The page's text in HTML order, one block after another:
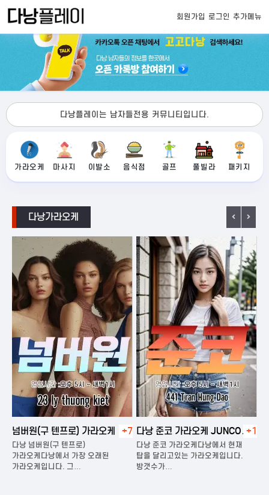
회원가입 로그인 추가메뉴
다낭플레이는 남자들전용 커뮤니티입니다.
가라오케 마사지 이발소 음식점 골프 풀빌라 패키지
다낭가라오케
넘버원(구 텐프로) 가라오케 +7
다낭 넘버원(구 텐프로)
가라오케다낭에서 가장 오래된
가라오케입니다. 그…
다낭 준코 가라오케 JUNCO
KARAOKE
+1
다낭 준코 가라오케다낭에서 현재
탑을 달리고있는 가라오케입니다.
방갯수가…